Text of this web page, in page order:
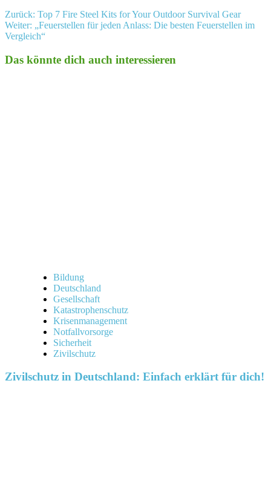
Beitragsnavigation
Zurück: Top 7 Fire Steel Kits for Your Outdoor Survival Gear
Weiter: „Feuerstellen für jeden Anlass: Die besten Feuerstellen im
Vergleich“
Das könnte dich auch interessieren
Bildung
Deutschland
Gesellschaft
Katastrophenschutz
Krisenmanagement
Notfallvorsorge
Sicherheit
Zivilschutz
Zivilschutz in Deutschland: Einfach erklärt für dich!